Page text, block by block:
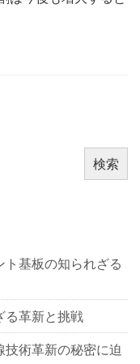
検索
基板の知られざる
る革新と挑戦
術革新の秘密に迫